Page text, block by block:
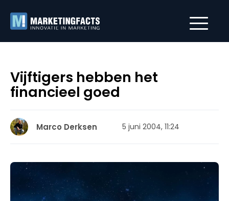
Vijftigers hebben het
financieel goed
Marco Derksen 5 juni 2004, 11:24